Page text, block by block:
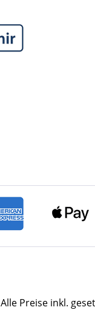
Alle Preise inkl.